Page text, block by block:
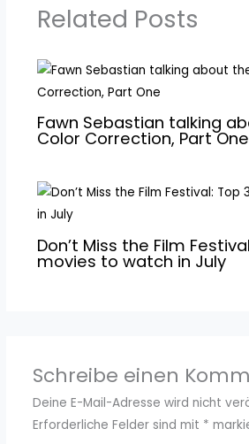
Related Posts
Fawn Sebastian talking
Color Correction, Part One
Don’t Miss the Film
movies to watch in July
Schreibe einen
Deine E-Mail-Adresse wird nicht
Erforderliche Felder sind mit *